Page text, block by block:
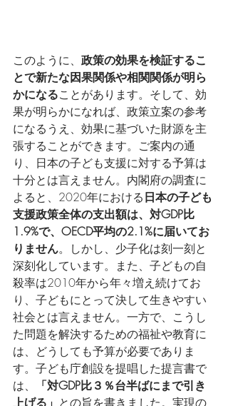
このように、 政策の効果を検証するこ
とで新たな因果関係や相関関係が明ら
かになることがあります。そして、効
果が明らかになれば、政策立案の参考
になるうえ、効果に基づいた財源を主
張することができます。ご案内の通
り、日本の子ども支援に対する予算は
十分とは言えません。内閣府の調査に
よると、2020年における日本の子ども
支援政策全体の支出額は、対GDP比
1.9%で、OECD平均の2.1%に届いてお
りません。しかし、少子化は刻一刻と
深刻化しています。また、子どもの自
殺率は2010年から年々増え続けてお
り、子どもにとって決して生きやすい
社会とは言えません。一方で、こうし
た問題を解決するための福祉や教育に
は、どうしても予算が必要でありま
す。子ども庁創設を提唱した提言書で
は、
「対GDP比３％台半ばにまで引き
上げる」 との旨を書きました。実現の